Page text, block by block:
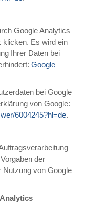
Google Analytics
klicken. Es wird ein
Ihrer Daten bei
Google
bei Google
von Google:
6004245?hl=de.
der
Nutzung von Google